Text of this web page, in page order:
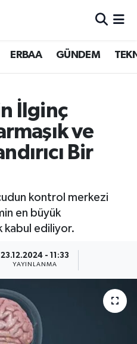
ERBAA GÜNDEM
İlginç
ve
Bir
kontrol merkezi
en büyük
kabul ediliyor.
23.12.2024 - 11:33
YAYINLANMA